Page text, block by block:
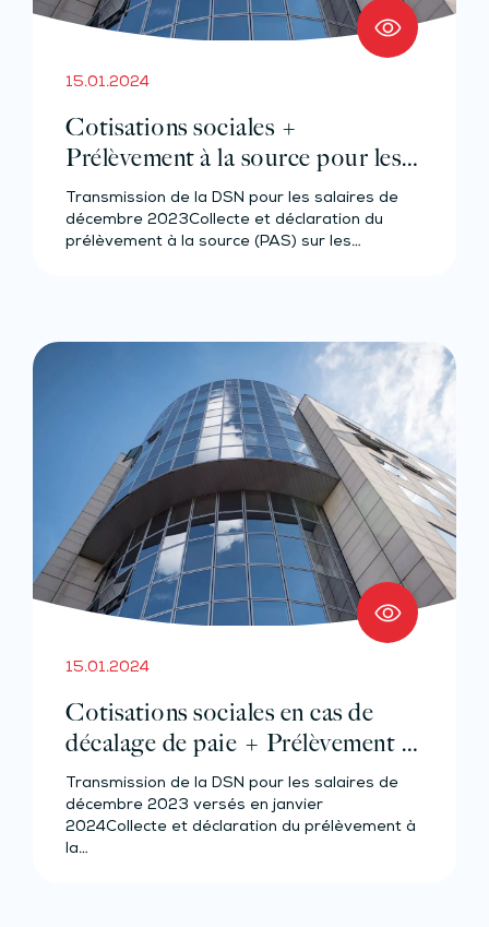
15.01.2024
Cotisations sociales +
Prélèvement à la source pour les
salariés et assimilés (effectif de 10
salariés au plus)
Transmission de la DSN pour les salaires de
décembre 2023Collecte et déclaration du
prélèvement à la source (PAS) sur les…
15.01.2024
Cotisations sociales en cas de
décalage de paie + Prélèvement à
la source pour les salariés et
assimilés (effectif d’au moins 50
salariés)
Transmission de la DSN pour les salaires de
décembre 2023 versés en janvier
2024Collecte et déclaration du prélèvement à
la…